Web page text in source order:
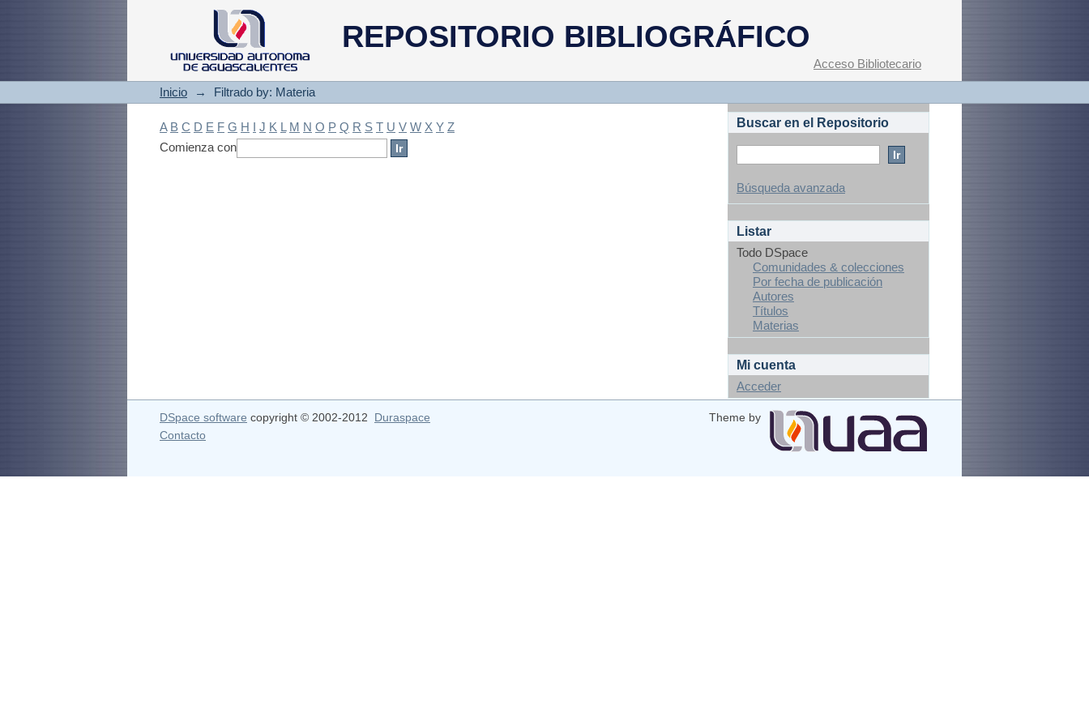
REPOSITORIO BIBLIOGRÁFICO
Filtrado by: Materia
Acceso Bibliotecario
Inicio → Filtrado by: Materia
A B C D E F G H I J K L M N O P Q R S T U V W X Y Z
Comienza con
Buscar en el Repositorio
Búsqueda avanzada
Listar
Todo DSpace
Comunidades & colecciones
Por fecha de publicación
Autores
Títulos
Materias
Mi cuenta
Acceder
DSpace software copyright © 2002-2012 Duraspace
Theme by
Contacto